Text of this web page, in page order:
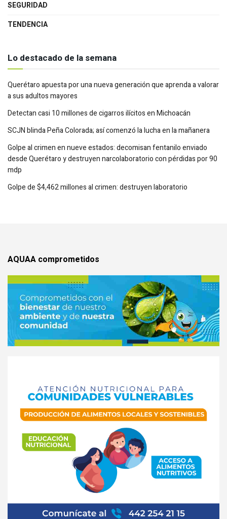
SEGURIDAD
TENDENCIA
Lo destacado de la semana
Querétaro apuesta por una nueva generación que aprenda a valorar
a sus adultos mayores
Detectan casi 10 millones de cigarros ilícitos en Michoacán
SCJN blinda Peña Colorada; así comenzó la lucha en la mañanera
Golpe al crimen en nueve estados: decomisan fentanilo enviado
desde Querétaro y destruyen narcolaboratorio con pérdidas por 90
mdp
Golpe de $4,462 millones al crimen: destruyen laboratorio
AQUAA comprometidos